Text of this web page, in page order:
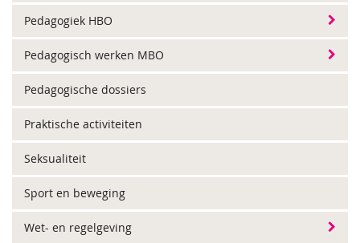
Pedagogiek HBO
Pedagogisch werken MBO
Pedagogische dossiers
Praktische activiteiten
Seksualiteit
Sport en beweging
Wet- en regelgeving